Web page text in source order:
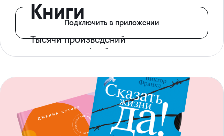
Книги
Тысячи произведений
с доступом офлайн
Подключить в приложении